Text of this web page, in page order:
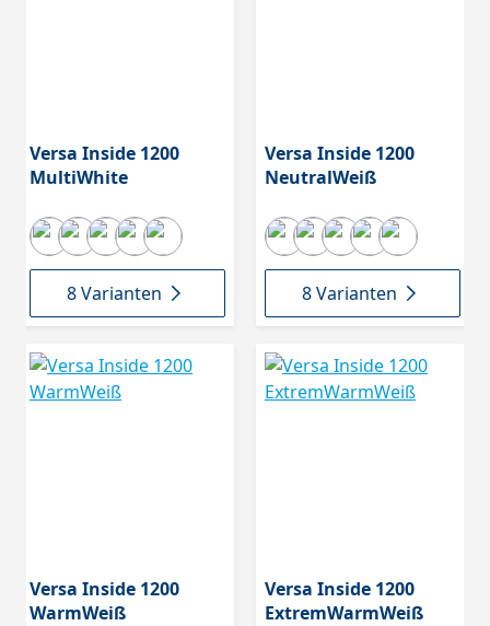
Versa Inside 1200
MultiWhite
8 Varianten
Versa Inside 1200
NeutralWeiß
8 Varianten
Versa Inside 1200
WarmWeiß
Versa Inside 1200
ExtremWarmWeiß